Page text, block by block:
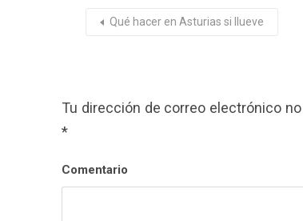
Qué hacer en Asturias si llueve
Tu dirección de correo electrónico
*
Comentario